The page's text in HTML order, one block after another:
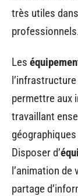
très utiles
Les
permettre aux
travaillant
Disposer d’
l’animation
partage